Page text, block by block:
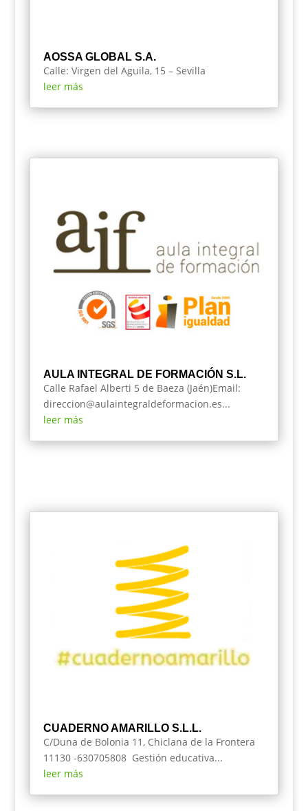
AOSSA GLOBAL S.A.
Calle: Virgen del Aguila, 15 – Sevilla
leer más
AULA INTEGRAL DE FORMACIÓN S.L.
Calle Rafael Alberti 5 de Baeza (Jaén)Email:
direccion@aulaintegraldeformacion.es...
leer más
CUADERNO AMARILLO S.L.L.
C/Duna de Bolonia 11, Chiclana de la Frontera
11130 -630705808 Gestión educativa...
leer más